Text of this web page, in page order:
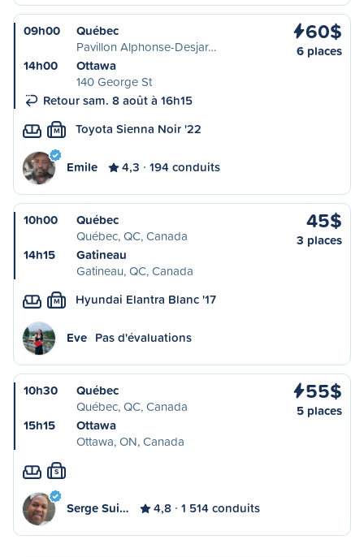
09h00
Québec
Pavillon Alphonse-Desjar…
14h00
Ottawa
140 George St
Retour sam. 8 août à 16h15
60$
6 places
M Toyota Sienna Noir '22
Emile 4,3 194 conduits
10h00
Québec
Québec, QC, Canada
14h15
Gatineau
Gatineau, QC, Canada
45$
3 places
M Hyundai Elantra Blanc '17
Eve Pas d'évaluations
10h30
Québec
Québec, QC, Canada
15h15
Ottawa
Ottawa, ON, Canada
55$
5 places
S
Serge Sui… 4,8 1 514 conduits